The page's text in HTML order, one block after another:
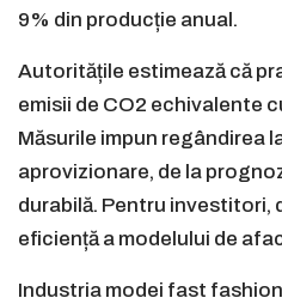
9% din producție anual.
Autoritățile estimează că
emisii de CO2 echivalente
Măsurile impun regândirea
aprovizionare, de la
durabilă. Pentru investitori,
eficiență a modelului de
Industria modei fast